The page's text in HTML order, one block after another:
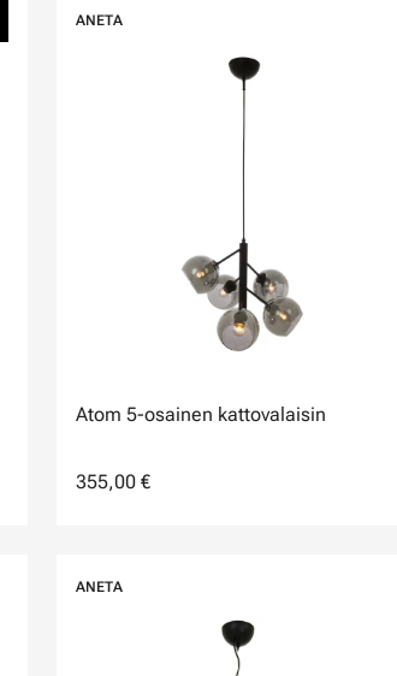
ANETA
Atom 5-osainen kattovalaisin
355,00 €
ANETA